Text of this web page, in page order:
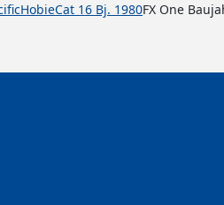
HobieCat 16 Bj. 1980FX One